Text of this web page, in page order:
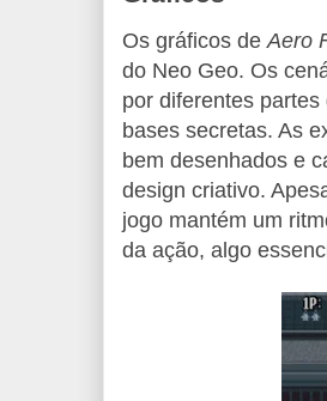
Os gráficos deAero
do Neo Geo. Os
por diferentes
bases secretas. As
bem desenhados e
design criativo.
jogo mantém um
da ação, algo